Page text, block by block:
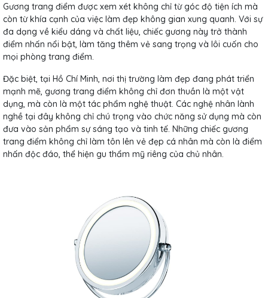
Gương trang điểm được xem xét không chỉ từ góc độ tiện ích mà
còn từ khía cạnh của việc làm đẹp không gian xung quanh. Với sự
đa dạng về kiểu dáng và chất liệu, chiếc gương này trở thành
điểm nhấn nổi bật, làm tăng thêm vẻ sang trọng và lôi cuốn cho
mọi phòng trang điểm.
Đặc biệt, tại Hồ Chí Minh, nơi thị trường làm đẹp đang phát triển
mạnh mẽ, gương trang điểm không chỉ đơn thuần là một vật
dụng, mà còn là một tác phẩm nghệ thuật. Các nghệ nhân lành
nghề tại đây không chỉ chú trọng vào chức năng sử dụng mà còn
đưa vào sản phẩm sự sáng tạo và tinh tế. Những chiếc gương
trang điểm không chỉ làm tôn lên vẻ đẹp cá nhân mà còn là điểm
nhấn độc đáo, thể hiện gu thẩm mỹ riêng của chủ nhân.